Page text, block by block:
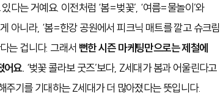
다는 거예요. 이전처럼 ‘봄=벚꽃’, ‘여름=물놀이’와
아니라, ‘봄=한강 공원에서 피크닉 매트를 깔고 슈크림
는 겁니다. 그래서 뻔한 시즌 마케팅만으로는 제철에
어요. ‘벚꽃 콜라보 굿즈’보다, Z세대가 봄과 어울린다고
주기를 기대하는 Z세대가 더 많아졌다는 뜻입니다.